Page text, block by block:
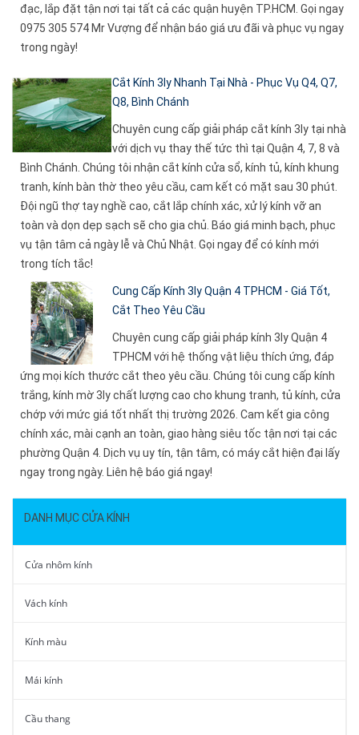
đạc, lắp đặt tận nơi tại tất cả các quận huyện TP.HCM. Gọi ngay
0975 305 574 Mr Vượng để nhận báo giá ưu đãi và phục vụ ngay
trong ngày!
Cắt Kính 3ly Nhanh Tại Nhà - Phục Vụ Q4, Q7,
Q8, Bình Chánh
Chuyên cung cấp giải pháp cắt kính 3ly tại nhà
với dịch vụ thay thế tức thì tại Quận 4, 7, 8 và
Bình Chánh. Chúng tôi nhận cắt kính cửa sổ, kính tủ, kính khung
tranh, kính bàn thờ theo yêu cầu, cam kết có mặt sau 30 phút.
Đội ngũ thợ tay nghề cao, cắt lắp chính xác, xử lý kính vỡ an
toàn và dọn dẹp sạch sẽ cho gia chủ. Báo giá minh bạch, phục
vụ tận tâm cả ngày lễ và Chủ Nhật. Gọi ngay để có kính mới
trong tích tắc!
Cung Cấp Kính 3ly Quận 4 TPHCM - Giá Tốt,
Cắt Theo Yêu Cầu
Chuyên cung cấp giải pháp kính 3ly Quận 4
TPHCM với hệ thống vật liệu thích ứng, đáp
ứng mọi kích thước cắt theo yêu cầu. Chúng tôi cung cấp kính
trắng, kính mờ 3ly chất lượng cao cho khung tranh, tủ kính, cửa
chớp với mức giá tốt nhất thị trường 2026. Cam kết gia công
chính xác, mài cạnh an toàn, giao hàng siêu tốc tận nơi tại các
phường Quận 4. Dịch vụ uy tín, tận tâm, có máy cắt hiện đại lấy
ngay trong ngày. Liên hệ báo giá ngay!
DANH MỤC CỬA KÍNH
Cửa nhôm kính
Vách kính
Kính màu
Mái kính
Cầu thang